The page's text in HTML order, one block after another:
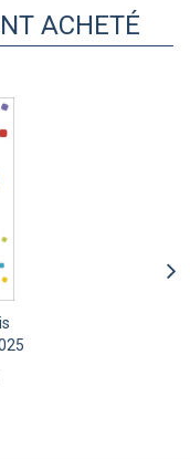
ACHETÉ